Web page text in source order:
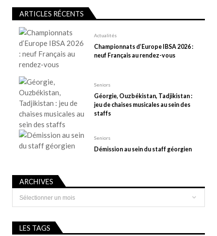
l
’
ARTICLES RÉCENTS
Actualités
Championnats d’Europe IBSA 2026 :
neuf Français au rendez-vous
Seniors
Géorgie, Ouzbékistan, Tadjikistan :
jeu de chaises musicales au sein des
staffs
Seniors
Démission au sein du staff géorgien
ARCHIVES
Archives
LES TAGS